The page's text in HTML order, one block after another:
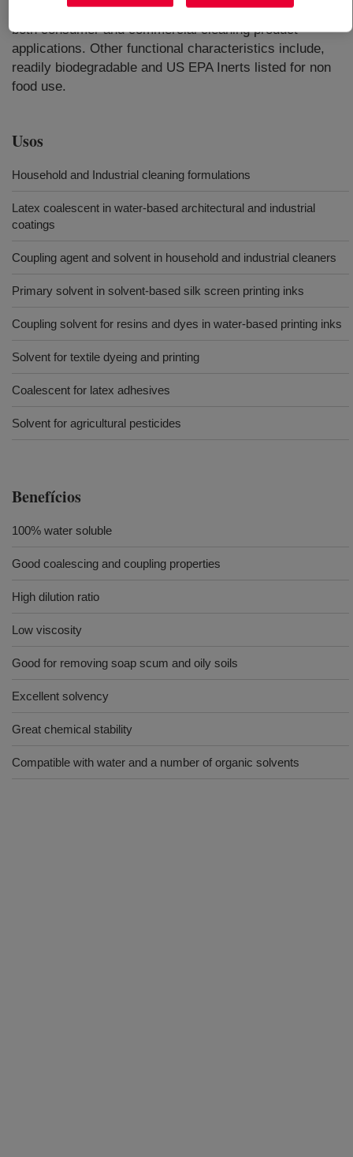
California Air Resources Board and U.S. EPA criteria for
both consumer and commercial cleaning product
applications. Other functional characteristics include,
readily biodegradable and US EPA Inerts listed for non
food use.
Usos
Household and Industrial cleaning formulations
Latex coalescent in water-based architectural and industrial
coatings
Coupling agent and solvent in household and industrial cleaners
Primary solvent in solvent-based silk screen printing inks
Coupling solvent for resins and dyes in water-based printing inks
Solvent for textile dyeing and printing
Coalescent for latex adhesives
Solvent for agricultural pesticides
Benefícios
100% water soluble
Good coalescing and coupling properties
High dilution ratio
Low viscosity
Good for removing soap scum and oily soils
Excellent solvency
Great chemical stability
Compatible with water and a number of organic solvents